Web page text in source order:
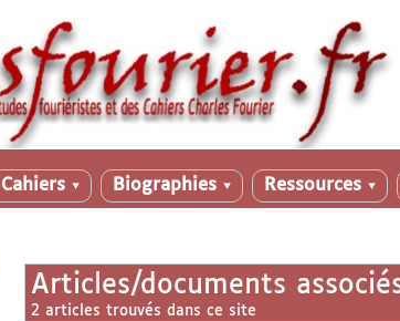
Cahiers ▼ Biographies ▼ Ressources ▼
Articles/documents
2 articles trouvés dans ce site